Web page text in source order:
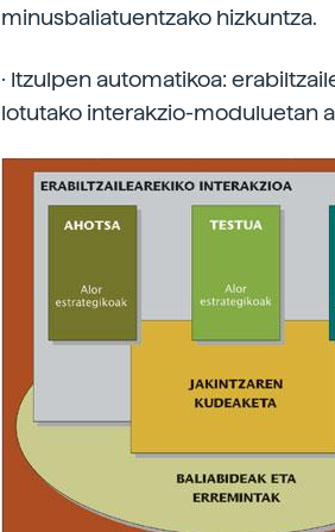
minusbaliatuentzako hizkuntza.
· Itzulpen automatikoa:
lotutako interakzio-moduluetan